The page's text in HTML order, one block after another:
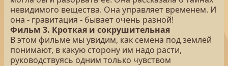
невидимого вещества. Она управляет временем. И
она - гравитация - бывает очень разной!
Фильм 3. Кроткая и сокрушительная
В этом фильме мы увидим, как семена под землёй
понимают, в какую сторону им надо расти,
руководствуясь одним только чувством